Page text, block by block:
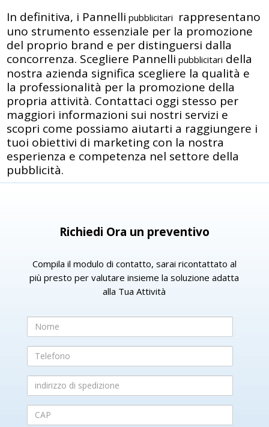
In definitiva, i Pannelli pubblicitari rappresentano
uno strumento essenziale per la promozione
del proprio brand e per distinguersi dalla
concorrenza. Scegliere Pannelli pubblicitari della
nostra azienda significa scegliere la qualità e
la professionalità per la promozione della
propria attività. Contattaci oggi stesso per
maggiori informazioni sui nostri servizi e
scopri come possiamo aiutarti a raggiungere i
tuoi obiettivi di marketing con la nostra
esperienza e competenza nel settore della
pubblicità.
Richiedi Ora un preventivo
Compila il modulo di contatto, sarai ricontattato al
più presto per valutare insieme la soluzione adatta
alla Tua Attività
Nome
Telefono
indirizzo
di
spedizione
CAP